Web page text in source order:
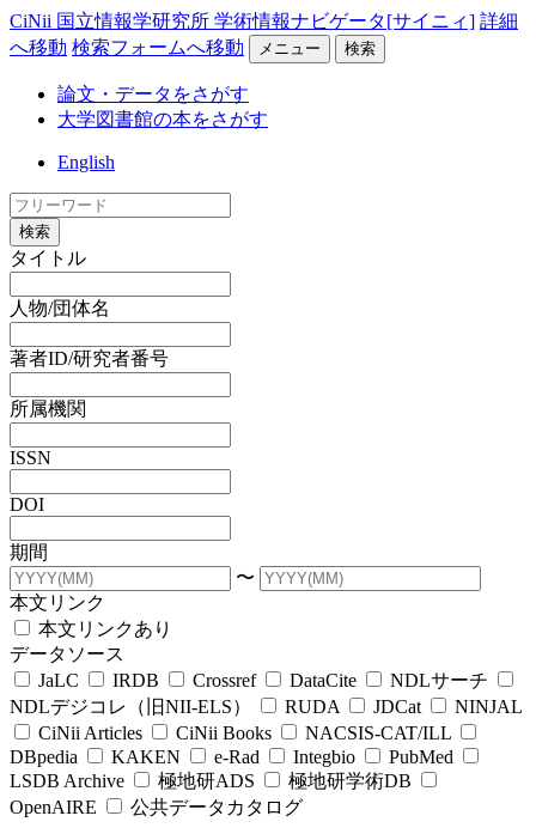
CiNii 国立情報学研究所 学術情報ナビゲータ[サイニィ] 詳細
へ移動 検索フォームへ移動 メニュー 検索
論文・データをさがす
大学図書館の本をさがす
English
検索
タイトル
人物/団体名
著者ID/研究者番号
所属機関
ISSN
DOI
期間
〜
本文リンク
本文リンクあり
データソース
JaLC
IRDB Crossref DataCite
NDLサーチ
NDLデジコレ（旧NII-ELS）
RUDA JDCat
NINJAL
CiNii Articles
CiNii Books
NACSIS-CAT/ILL
DBpedia
KAKEN e-Rad Integbio
PubMed
LSDB Archive
極地研ADS
極地研学術DB
OpenAIRE
公共データカタログ